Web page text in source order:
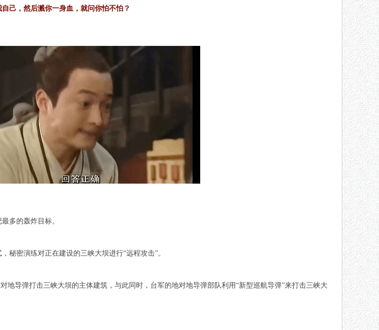
己，然后溅你一身血，就问你怕不怕？
多的轰炸目标。
秘密演练对正在建设的三峡大坝进行“远程攻击”。
地导弹打击三峡大坝的主体建筑，与此同时，台军的地对地导弹部队利用“新型巡航导弹”来打击三峡大